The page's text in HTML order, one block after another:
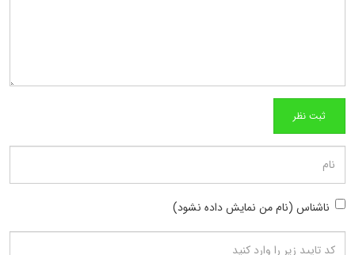
ناشناس (نام من نمایش داده نشود)